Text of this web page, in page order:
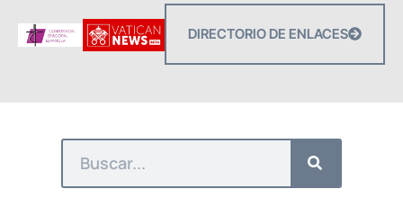
DIRECTORIO DE ENLACES